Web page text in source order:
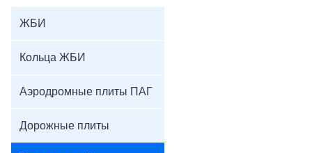
ЖБИ
Кольца ЖБИ
Аэродромные плиты ПАГ
Дорожные плиты